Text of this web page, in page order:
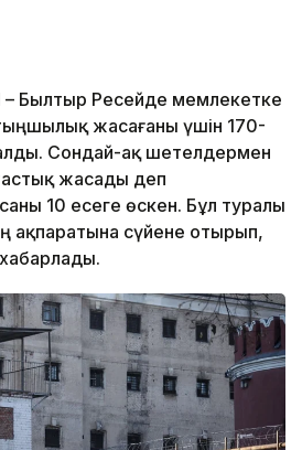
– Былтыр Ресейде мемлекетке
жасағаны үшін 170-
Сондай-ақ шетелдермен
жасады деп
10 есеге өскен. Бұл туралы
ақпаратына сүйене отырып,
хабарлады.